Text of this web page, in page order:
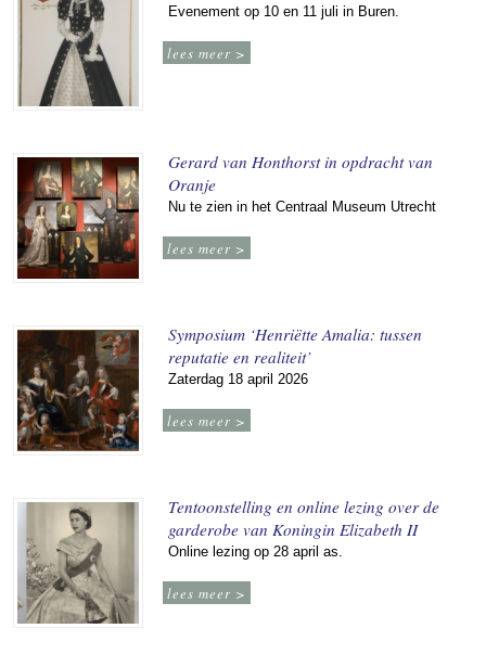
Evenement op 10 en 11 juli in Buren.
lees meer >
Gerard van Honthorst in opdracht van
Oranje
Nu te zien in het Centraal Museum Utrecht
lees meer >
Symposium ‘Henriëtte Amalia: tussen
reputatie en realiteit’
Zaterdag 18 april 2026
lees meer >
Tentoonstelling en online lezing over de
garderobe van Koningin Elizabeth II
Online lezing op 28 april as.
lees meer >